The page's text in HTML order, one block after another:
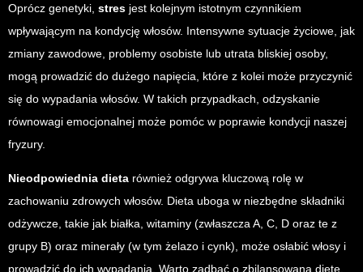
Oprócz genetyki, stres jest kolejnym istotnym czynnikiem
wpływającym na kondycję włosów. Intensywne sytuacje życiowe, jak
zmiany zawodowe, problemy osobiste lub utrata bliskiej osoby,
mogą prowadzić do dużego napięcia, które z kolei może przyczynić
się do wypadania włosów. W takich przypadkach, odzyskanie
równowagi emocjonalnej może pomóc w poprawie kondycji naszej
fryzury.
Nieodpowiednia dieta również odgrywa kluczową rolę w
zachowaniu zdrowych włosów. Dieta uboga w niezbędne składniki
odżywcze, takie jak białka, witaminy (zwłaszcza A, C, D oraz te z
grupy B) oraz minerały (w tym żelazo i cynk), może osłabić włosy i
prowadzić do ich wypadania. Warto zadbać o zbilansowaną dietę,